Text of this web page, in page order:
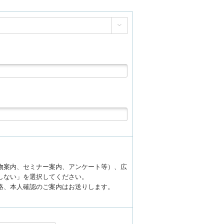

内、セミナー案内、アンケート等）、広
い」を選択してください。
本人確認のご案内はお送りします。